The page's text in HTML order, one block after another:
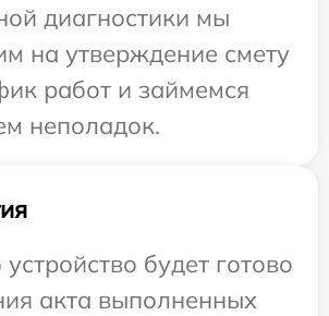
диагностики мы
на утверждение смету
работ и займемся
неполадок.
будет готово
акта выполненных